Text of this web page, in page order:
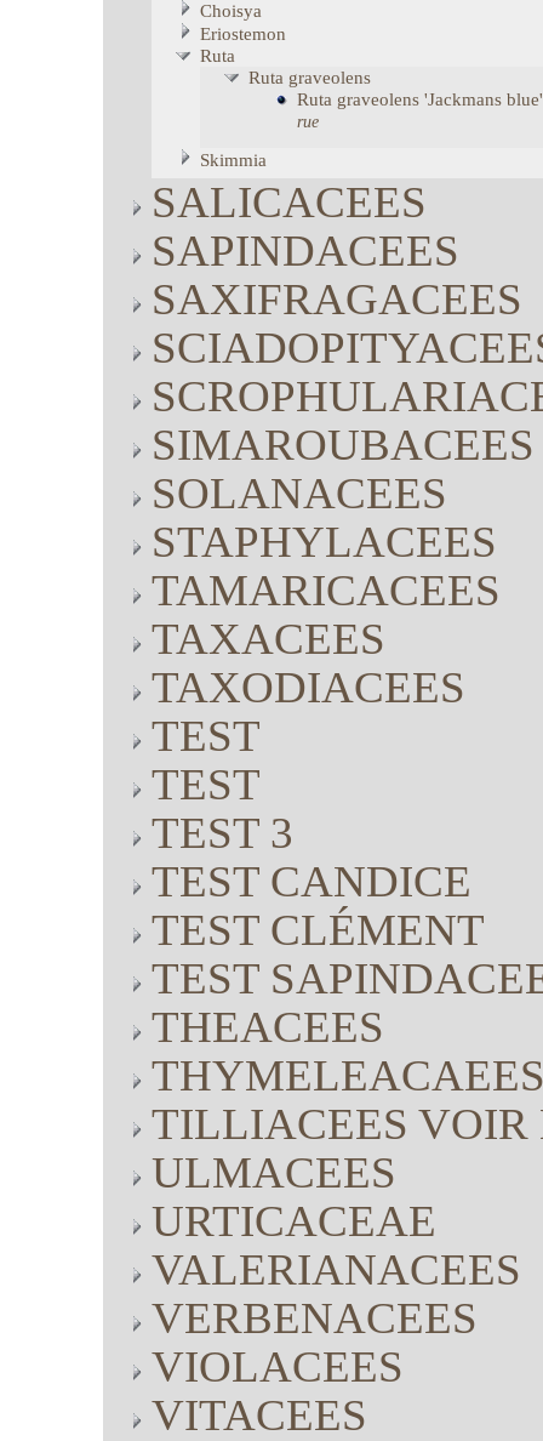
Choisya
Eriostemon
Ruta
Ruta graveolens
Ruta graveolens 'Jackmans blue'
rue
Skimmia
SALICACEES
SAPINDACEES
SAXIFRAGACEES
SIMAROUBACEES
SOLANACEES
STAPHYLACEES
TAMARICACEES
TAXACEES
TAXODIACEES
TEST
TEST
TEST 3
TEST CANDICE
TEST CLÉMENT
TEST
THEACEES
TILLIACEES VOIR
ULMACEES
URTICACEAE
VALERIANACEES
VERBENACEES
VIOLACEES
VITACEES